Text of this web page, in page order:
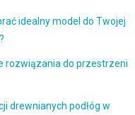
idealny model do Twojej
rozwiązania do przestrzeni
drewnianych podłóg w